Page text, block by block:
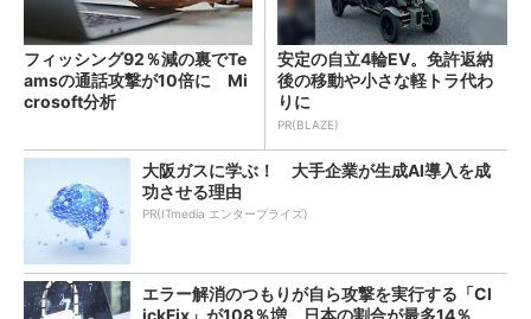
フィッシング92％減の裏でTe
amsの通話攻撃が10倍に Mi
crosoft分析
安定の自立4輪EV。免許返納
後の移動や小さな軽トラ代わ
りに
PR(BLAZE)
大阪ガスに学ぶ！ 大手企業が生成AI導入を成
功させる理由
PR(ITmedia エンタープライズ)
エラー解消のつもりが自ら攻撃を実行する「Cl
ickFix」が108％増 日本の割合が最多14％